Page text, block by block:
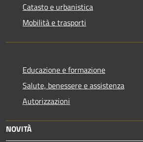
Catasto e urbanistica
Mobilità e trasporti
Educazione e formazione
Salute, benessere e assistenza
Autorizzazioni
NOVITÀ